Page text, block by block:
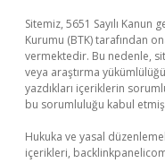
Sitemiz, 5651 Sayılı
Kurumu (BTK) tarafından
vermektedir. Bu nedenle,
veya araştırma
yazdıkları içeriklerin
bu sorumluluğu kabul etmiş
Hukuka ve yasal
içerikleri,